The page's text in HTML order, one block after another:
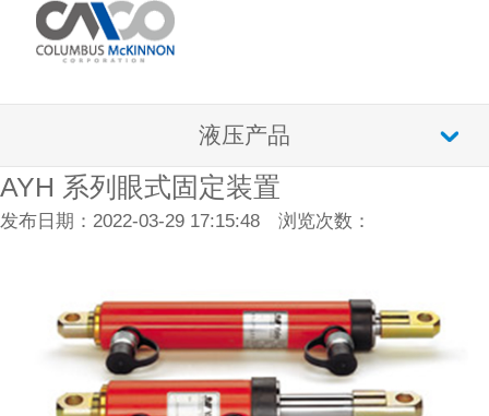
液压产品
AYH 系列眼式固定装置
发布日期：2022-03-29 17:15:48 浏览次数：